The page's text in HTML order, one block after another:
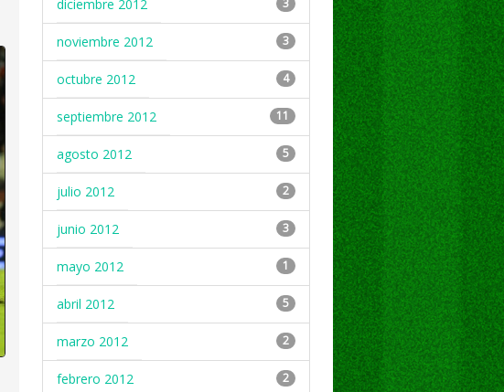
diciembre 2012 3
noviembre 2012 3
octubre 2012 4
septiembre 2012 11
agosto 2012 5
julio 2012 2
junio 2012 3
mayo 2012 1
abril 2012 5
marzo 2012 2
febrero 2012 2